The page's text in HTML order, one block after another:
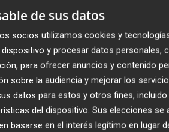
corte de ladrilloy aumentar la
manuales. Este sistema exigía
limitaba la capacidad de
ha integrado una solución
de sus datos
socios utilizamos cookies y
y procesar datos personales,
para ofrecer anuncios y contenido
sobre la audiencia y mejorar los
datos para estos y otros fines,
del dispositivo. Sus elecciones se
basarse en el interés legítimo en lugar